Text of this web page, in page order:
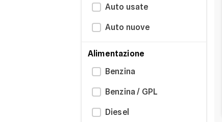
Auto usate
Auto nuove
Alimentazione
Benzina
Benzina / GPL
Diesel